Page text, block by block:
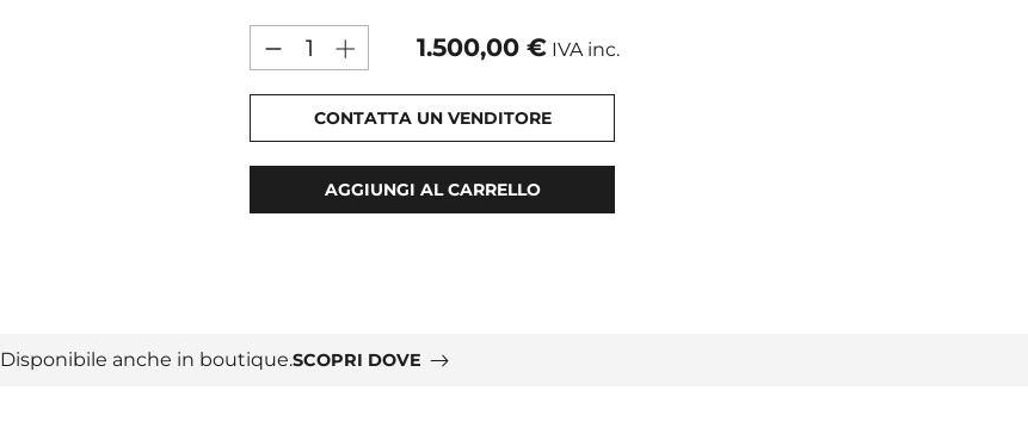
1.500,00 € IVA inc.
CONTATTA UN VENDITORE
AGGIUNGI AL CARRELLO
Disponibile anche in boutique.SCOPRI DOVE